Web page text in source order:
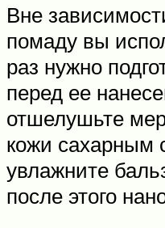
Вне
помаду вы
раз нужно
перед ее
отшелушьте
кожи сахарным
увлажните
после этого